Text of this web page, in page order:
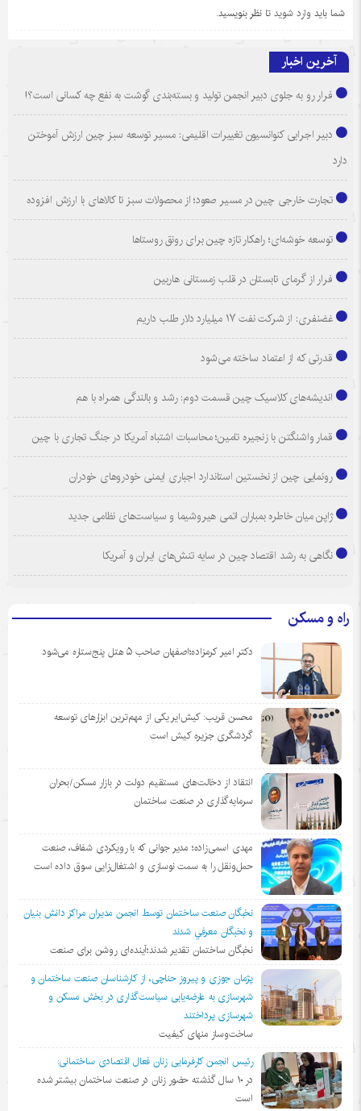
شما باید وارد شوید تا نظر بنویسید.
آخرین اخبار
فرار رو به جلوی دبیر انجمن تولید و بسته‌بندی گوشت به نفع چه کسانی است؟!
دبیر اجرایی کنوانسیون تغییرات اقلیمی: مسیر توسعه سبز چین ارزش آموختن
دارد
تجارت خارجی چین در مسیر صعود؛ از محصولات سبز تا کالاهای با ارزش افزوده
توسعه خوشه‌ای؛ راهکار تازه چین برای رونق روستاها
فرار از گرمای تابستان در قلب زمستانی هاربین
غضنفری: از شرکت نفت ۱۷ میلیارد دلار طلب داریم
قدرتی که از اعتماد ساخته می‌شود
اندیشه‌های کلاسیک چین قسمت دوم: رشد و بالندگی همراه با هم
قمار واشنگتن با زنجیره تامین؛ محاسبات اشتباه آمریکا در جنگ تجاری با چین
رونمایی چین از نخستین استاندارد اجباری ایمنی خودروهای خودران
ژاپن میان خاطره بمباران اتمی هیروشیما و سیاست‌های نظامی جدید
نگاهی به رشد اقتصاد چین در سایه تنش‌های ایران و آمریکا
راه و مسکن
دکتر امیر کرمزاده؛اصفهان صاحب ۵ هتل پنج‌ستاره می‌شود
محسن قریب: کیش‌ایر یکی از مهم‌ترین ابزارهای توسعه
گردشگری جزیره کیش است
انتقاد از دخالت‌های مستقیم دولت در بازار مسکن/بحران
سرمایه‌گذاری در صنعت ساختمان
مهدی اسمی‌زاده؛ مدیر جوانی که با رویکردی شفاف، صنعت
حمل‌ونقل را به سمت نوسازی و اشتغال‌زایی سوق داده است
نخبگان صنعت ساختمان توسط انجمن مديران مراكز دانش بنيان
و نخبگان معرفي شدند
نخبگان ساختمان تقدیر شدند؛آینده‌ای روشن برای صنعت
پژمان جوزی و پیروز حناچی، از کارشناسان صنعت ساختمان و
شهرسازی به عارضه‌یابی سیاست‌گذاری در بخش مسکن و
شهرسازی پرداختند
ساخت‌وساز منهای کیفیت
رئیس انجمن کارفرمایی زنان فعال اقتصادی ساختمانی:
در ١٠ سال گذشته حضور زنان در صنعت ساختمان بیشتر شده
است